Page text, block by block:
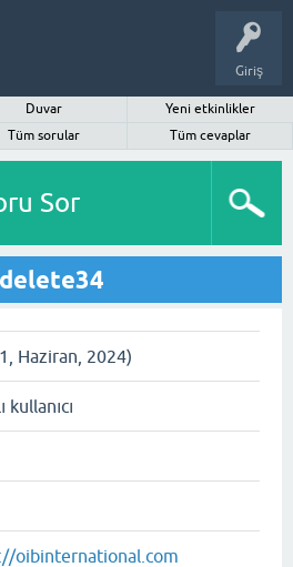
Giriş
Duvar
Yeni etkinlikler
Tüm sorular
Tüm cevaplar
Sor
Haziran, 2024)
kullanıcı
oibinternational.com